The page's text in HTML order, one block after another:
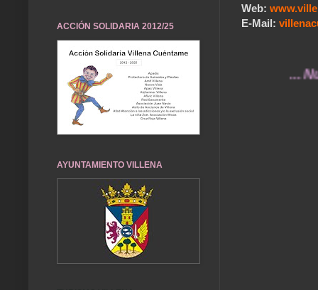
Web:
E-Mail:
... Nuestros
ACCIÓN SOLIDARIA 2012/25
AYUNTAMIENTO VILLENA